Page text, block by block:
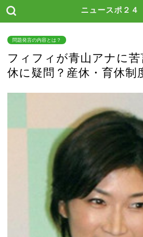
ニュースポ２４
問題発言の内容とは？
フィフィが青山アナに苦
休に疑問？産休・育休制